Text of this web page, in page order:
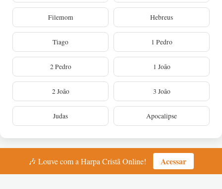
Filemom Hebreus
Tiago 1 Pedro
2 Pedro 1 João
2 João 3 João
Judas Apocalipse
🎶 Louve com a Harpa Cristã Online! Acessar